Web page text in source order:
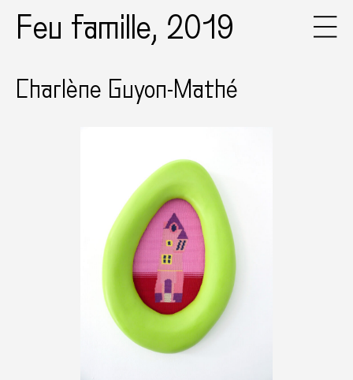
Feu famille, 2019
Charlène Guyon-Mathé